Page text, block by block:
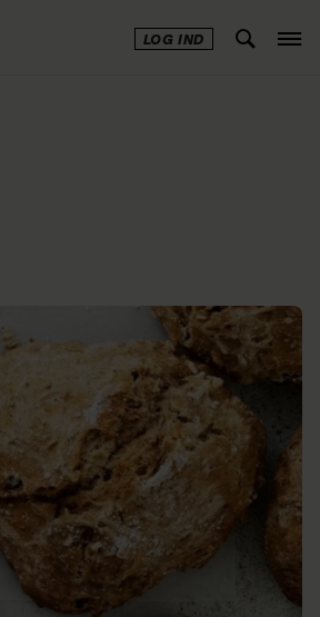
LOG IND